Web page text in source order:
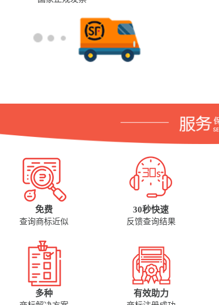
免费
查询商标近似
30秒快速
反馈查询结果
多种 有效助力